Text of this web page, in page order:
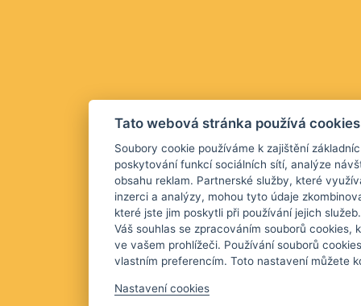
Tato webová stránka používá cookies
Soubory cookie používáme k zajištění
poskytování funkcí sociálních sítí, analýze
obsahu reklam. Partnerské služby, které
inzerci a analýzy, mohou tyto údaje
které jste jim poskytli při používání jejich
Váš souhlas se zpracováním souborů cookies,
ve vašem prohlížeči. Používání souborů
vlastním preferencím. Toto nastavení můžete
Nastavení cookies